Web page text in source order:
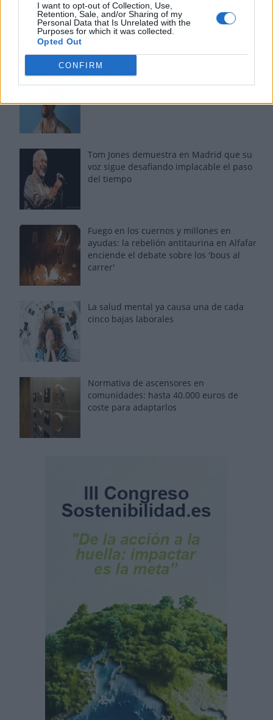
I want to opt-out of Collection, Use,
Retention, Sale, and/or Sharing of my
Personal Data that Is Unrelated with the
Purposes for which it was collected.
Opted Out
CONFIRM
Los más vistos
Los 7 mejores discos de Bad Bunny,
Tom Jones demuestra en Madrid que su
voz sigue desafiando implacable el paso
del tiempo
Fuego en los cuernos y millones en
ayudas: la rebelión antitaurina en Alfafar
enciende el debate sobre los 'bous al
carrer'
La salud mental ya causa una de cada
cinco bajas laborales
Normativa de ascensores en
comunidades: hasta 40.000 euros de
coste para adaptarlos